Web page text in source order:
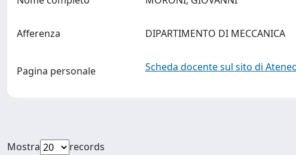
Afferenza DIPARTIMENTO DI MECCANICA
Pagina personale Scheda docente sul sito di
Mostra
records